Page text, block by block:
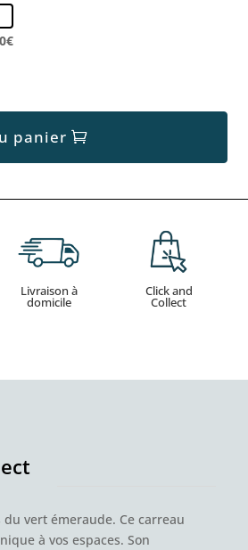
panier
Livraison à
domicile
Click and
Collect
vert émeraude. Ce carreau
à vos espaces. Son